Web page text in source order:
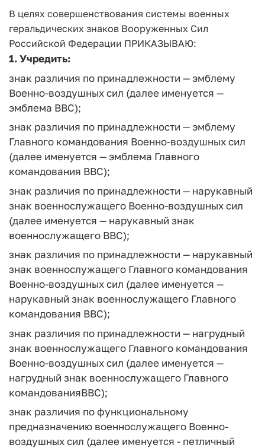
В целях совершенствования системы военных
геральдических знаков Вооруженных Сил
Российской Федерации ПРИКАЗЫВАЮ:
1. Учредить:
знак различия по принадлежности — эмблему
Военно-воздушных сил (далее именуется —
эмблема ВВС);
знак различия по принадлежности — эмблему
Главного командования Военно-воздушных сил
(далее именуется — эмблема Главного
командования ВВС);
знак различия по принадлежности — нарукавный
знак военнослужащего Военно-воздушных сил
(далее именуется — нарукавный знак
военнослужащего ВВС);
знак различия по принадлежности — нарукавный
знак военнослужащего Главного командования
Военно-воздушных сил (далее именуется —
нарукавный знак военнослужащего Главного
командования ВВС);
знак различия по принадлежности — нагрудный
знак военнослужащего Главного командования
Военно-воздушных сил (далее именуется —
нагрудный знак военнослужащего Главного
командованияВВС);
знак различия по функциональному
предназначению военнослужащего Военно-
воздушных сил (далее именуется - петличный